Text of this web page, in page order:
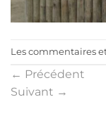
Les commentaires
← Précédent
Suivant →